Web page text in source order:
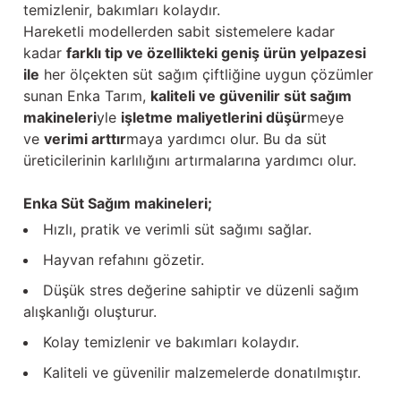
temizlenir, bakımları kolaydır.
Hareketli modellerden sabit sistemelere kadar
kadar farklı tip ve özellikteki geniş ürün yelpazesi
ile her ölçekten süt sağım çiftliğine uygun çözümler
sunan Enka Tarım, kaliteli ve güvenilir süt sağım
makineleriyle işletme maliyetlerini düşürmeye
ve verimi arttırmaya yardımcı olur. Bu da süt
üreticilerinin karlılığını artırmalarına yardımcı olur.
Enka Süt Sağım makineleri;
Hızlı, pratik ve verimli süt sağımı sağlar.
Hayvan refahını gözetir.
Düşük stres değerine sahiptir ve düzenli sağım
alışkanlığı oluşturur.
Kolay temizlenir ve bakımları kolaydır.
Kaliteli ve güvenilir malzemelerde donatılmıştır.